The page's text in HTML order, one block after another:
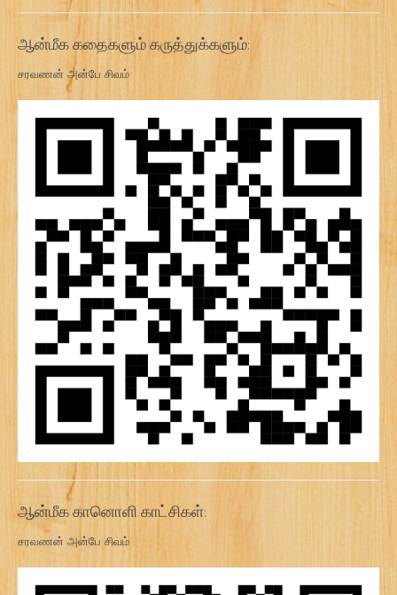
ஆன்மீக கதைகளும் கருத்துக்களும்:
சரவணன் அன்பே சிவம்
ஆன்மீக கானொளி காட்சிகள்:
சரவணன் அன்பே சிவம்